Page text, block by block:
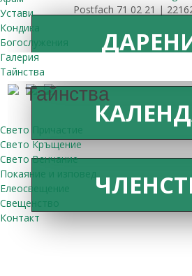
Postfach 71 02 21 |
Устави
Кондика
Богослужения
Галерия
Тайнства
Тайнства
Свето Причастие
Свето Кръщение
Свето Венчание
Покаяние и изповед
Елеосвещение
Свещенство
Контакт